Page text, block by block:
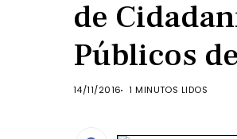
de
Públicos
14/11/2016 1 MINUTOS LIDOS